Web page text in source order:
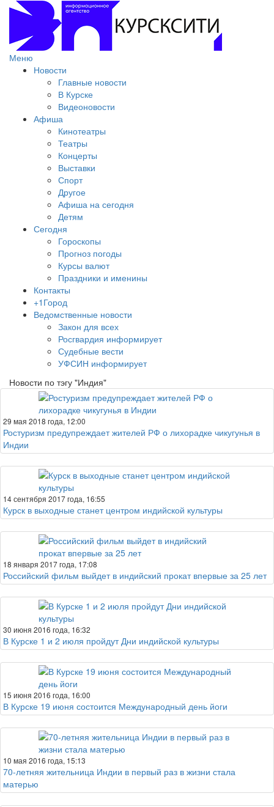
Меню
Новости
Главные новости
В Курске
Видеоновости
Афиша
Кинотеатры
Театры
Концерты
Выставки
Спорт
Другое
Афиша на сегодня
Детям
Сегодня
Гороскопы
Прогноз погоды
Курсы валют
Праздники и именины
Контакты
+1Город
Ведомственные новости
Закон для всех
Росгвардия информирует
Судебные вести
УФСИН информирует
Новости по тэгу "Индия"
29 мая 2018 года, 12:00
Ростуризм предупреждает жителей РФ о лихорадке чикугунья в
Индии
14 сентября 2017 года, 16:55
Курск в выходные станет центром индийской культуры
18 января 2017 года, 17:08
Российский фильм выйдет в индийский прокат впервые за 25 лет
30 июня 2016 года, 16:32
В Курске 1 и 2 июля пройдут Дни индийской культуры
15 июня 2016 года, 16:00
В Курске 19 июня состоится Международный день йоги
10 мая 2016 года, 15:13
70-летняя жительница Индии в первый раз в жизни стала
матерью